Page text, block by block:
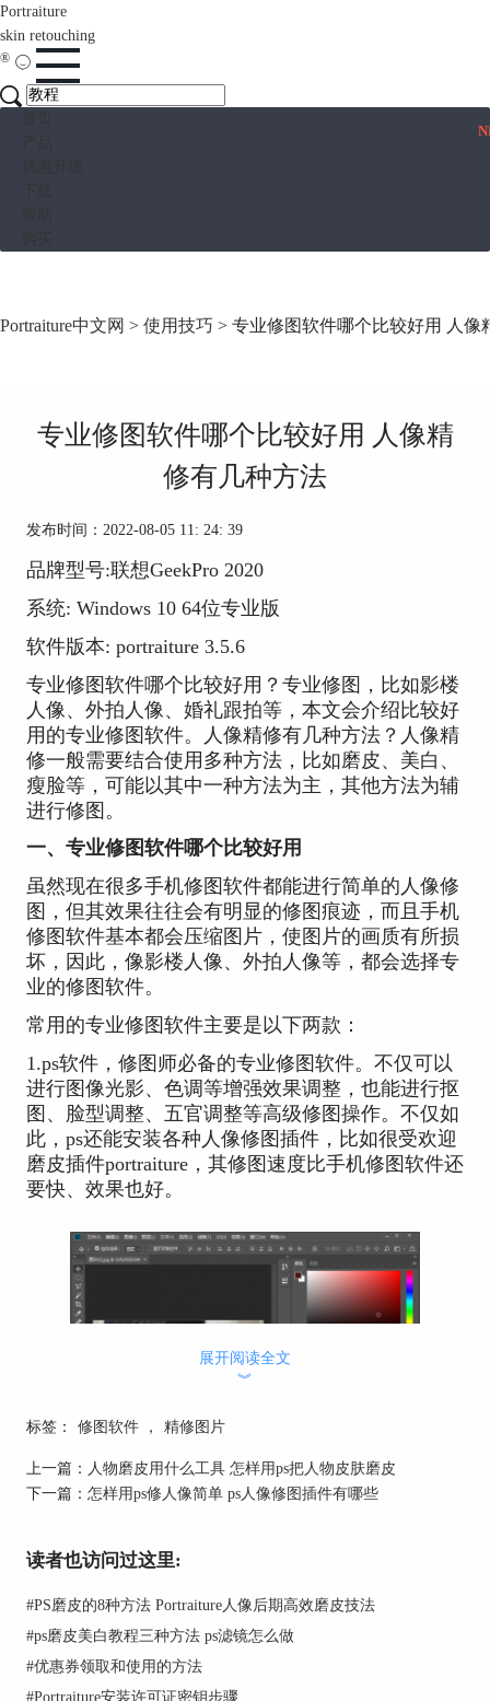
Portraiture
skin retouching
®
Portraiture中文网 > 使用技巧 > 专业修图软件哪个比较好用 人像
专业修图软件哪个比较好用 人像精
修有几种方法
发布时间：2022-08-05 11: 24: 39
品牌型号:联想GeekPro 2020
系统: Windows 10 64位专业版
软件版本: portraiture 3.5.6
专业修图软件哪个比较好用？专业修图，比如影楼
人像、外拍人像、婚礼跟拍等，本文会介绍比较好
用的专业修图软件。人像精修有几种方法？人像精
修一般需要结合使用多种方法，比如磨皮、美白、
瘦脸等，可能以其中一种方法为主，其他方法为辅
进行修图。
一、专业修图软件哪个比较好用
虽然现在很多手机修图软件都能进行简单的人像修
图，但其效果往往会有明显的修图痕迹，而且手机
修图软件基本都会压缩图片，使图片的画质有所损
坏，因此，像影楼人像、外拍人像等，都会选择专
业的修图软件。
常用的专业修图软件主要是以下两款：
1.ps软件，修图师必备的专业修图软件。不仅可以
进行图像光影、色调等增强效果调整，也能进行抠
图、脸型调整、五官调整等高级修图操作。不仅如
此，ps还能安装各种人像修图插件，比如很受欢迎
磨皮插件portraiture，其修图速度比手机修图软件还
要快、效果也好。
2.lr软件，与ps组成了桌面专业修图软件的“两大金
刚”，相对于ps软件来说，lr软件的功能类型较少，
但在其专业领域增强效果上，比ps软件的功能更加
丰富，兼具白平衡、曝光控制、曲线、色调控制等
多项专业功能。
当然，lr软件也能安装插件，上述说到的磨皮插件
展开阅读全文
︾
标签： 修图软件 ， 精修图片
上一篇： 人物磨皮用什么工具 怎样用ps把人物皮肤磨皮
下一篇： 怎样用ps修人像简单 ps人像修图插件有哪些
读者也访问过这里:
#PS磨皮的8种方法 Portraiture人像后期高效磨皮技法
#ps磨皮美白教程三种方法 ps滤镜怎么做
#优惠券领取和使用的方法
#Portraiture安装许可证密钥步骤